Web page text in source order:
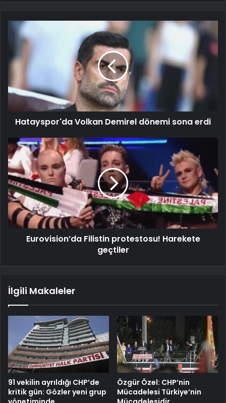
Hatayspor'da Volkan Demirel dönemi sona erdi
Eurovision’da Filistin protestosu! Harekete
geçtiler
İlgili Makaleler
91 vekilin ayrıldığı CHP’de
kritik gün: Gözler yeni grup
Özgür Özel: CHP’nin
Mücadelesi Türkiye’nin